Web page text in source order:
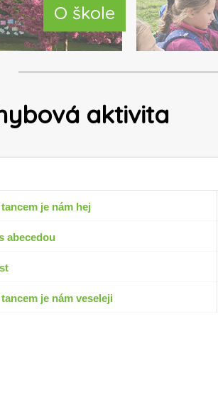
O škole
aktivita
je nám hej
abecedou
je nám veseleji